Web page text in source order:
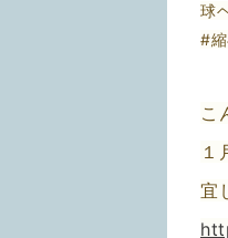
球
#
こ
１
宜